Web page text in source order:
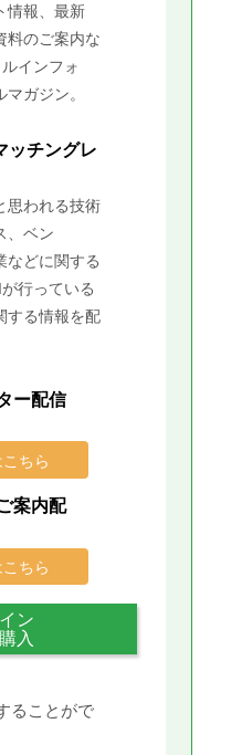
情報、最新
料のご案内な
インフォ
ガジン。
ッチングレ
思われる技術
、ベン
などに関する
行っている
する情報を配
ー配信
ちら
案内配
ちら
ン
入
ることがで